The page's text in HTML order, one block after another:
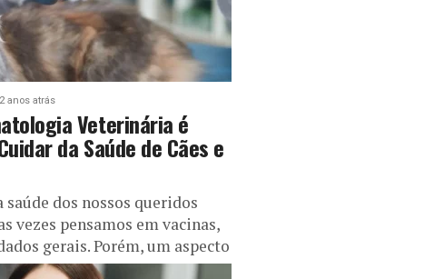
2 anos atrás
Veterinária é
da Saúde de Cães e
saúde dos nossos queridos
vezes pensamos em vacinas,
gerais. Porém, um aspecto